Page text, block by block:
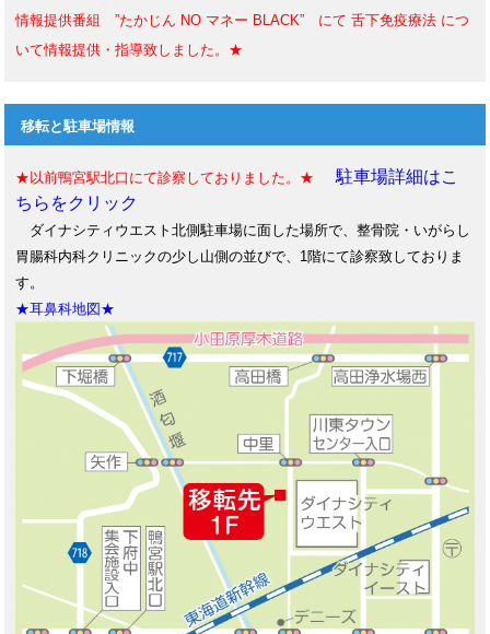
情報提供番組 ”たかじん NO マネー BLACK” にて 舌下免疫療法 につ
いて情報提供・指導致しました。★
移転と駐車場情報
★以前鴨宮駅北口にて診察しておりました。★
駐車場詳細はこ
ちらをクリック
ダイナシティウエスト北側駐車場に面した場所で、整骨院・いがらし
胃腸科内科クリニックの少し山側の並びで、1階にて診察致しておりま
す。
★耳鼻科地図★